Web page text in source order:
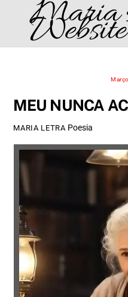
content
Maria
Website
MEU NUNCA
MARIA LETRA Poesia